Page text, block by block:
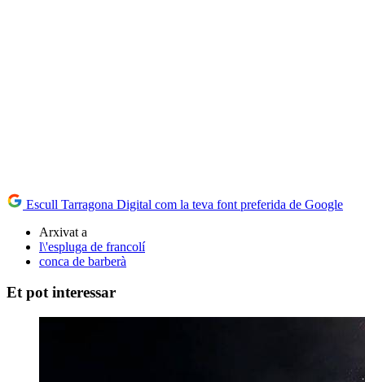
Escull Tarragona Digital com la teva font preferida de Google
Arxivat a
l\'espluga de francolí
conca de barberà
Et pot interessar